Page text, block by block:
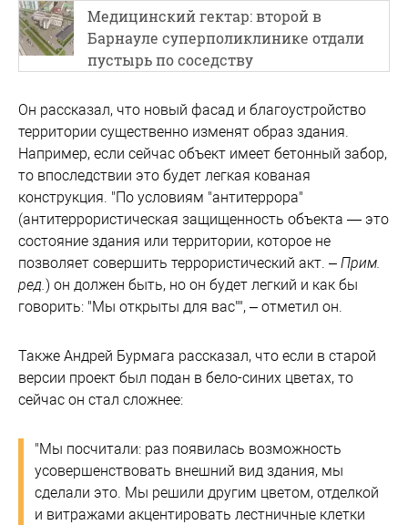
Медицинский гектар: второй в
Барнауле суперполиклинике отдали
пустырь по соседству
Он рассказал, что новый фасад и благоустройство
территории существенно изменят образ здания.
Например, если сейчас объект имеет бетонный забор,
то впоследствии это будет легкая кованая
конструкция. "По условиям "антитеррора"
(антитеррористическая защищенность объекта — это
состояние здания или территории, которое не
позволяет совершить террористический акт. – Прим.
ред. ) он должен быть, но он будет легкий и как бы
говорить: "Мы открыты для вас"", – отметил он.
Также Андрей Бурмага рассказал, что если в старой
версии проект был подан в бело-синих цветах, то
сейчас он стал сложнее:
"Мы посчитали: раз появилась возможность
усовершенствовать внешний вид здания, мы
сделали это. Мы решили другим цветом, отделкой
и витражами акцентировать лестничные клетки